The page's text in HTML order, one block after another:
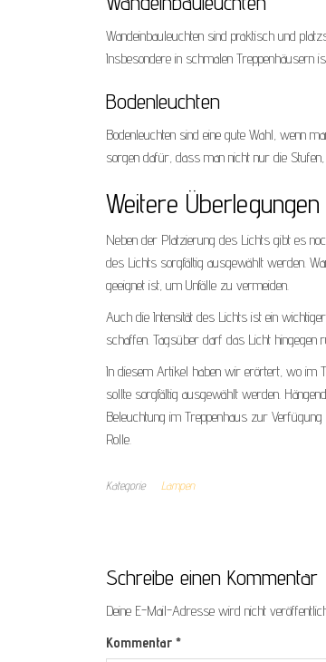
Wandeinbauleuchten sind praktisch und
Insbesondere in schmalen Treppenhäusern
Bodenleuchten
Bodenleuchten sind eine gute Wahl, wenn
sorgen dafür, dass man nicht nur die
Weitere Überlegungen
Neben der Platzierung des Lichts gibt es
des Lichts sorgfältig ausgewählt werden.
geeignet ist, um Unfälle zu vermeiden.
Auch die Intensität des Lichts ist ein
schaffen. Tagsüber darf das Licht
In diesem Artikel haben wir erörtert, wo im
sollte sorgfältig ausgewählt werden.
Beleuchtung im Treppenhaus zur
Rolle.
Kategorie Lampen
Schreibe einen Kommentar
Deine E-Mail-Adresse wird nicht
Kommentar *